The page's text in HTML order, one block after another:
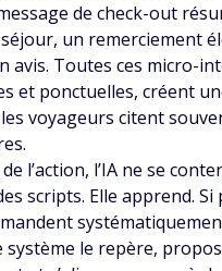
de check-out
un remerciement
avis. Toutes ces micro-
et ponctuelles, créent
voyageurs citent
l’action, l’IA ne se
scripts. Elle apprend.
système le repère,